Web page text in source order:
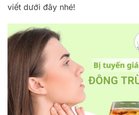
viết dưới đây nhé!